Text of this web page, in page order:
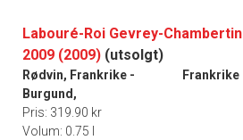
Labouré-Roi Gevrey-Chambertin
2009 (2009) (utsolgt)
Rødvin, Frankrike -
Burgund,
Frankrike
Pris: 319.90 kr
Volum: 0.75 l